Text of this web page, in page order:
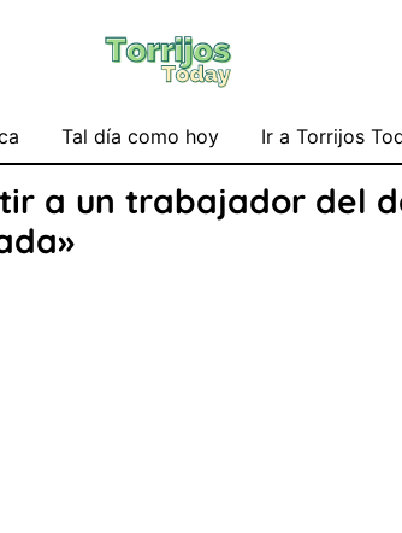
Tal día como hoy Ir a Torrijos
a un trabajador del